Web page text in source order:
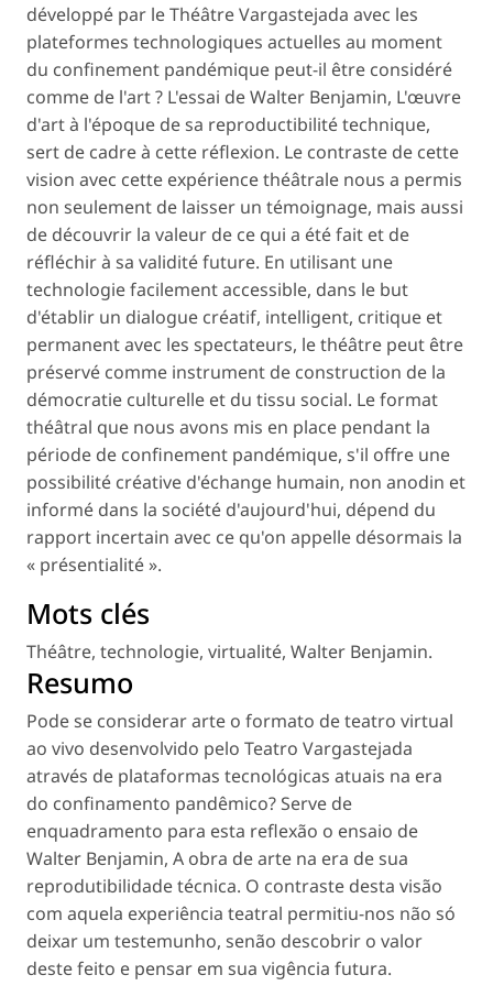
développé par le Théâtre Vargastejada avec les
plateformes technologiques actuelles au moment
du confinement pandémique peut-il être considéré
comme de l'art ? L'essai de Walter Benjamin, L'œuvre
d'art à l'époque de sa reproductibilité technique,
sert de cadre à cette réflexion. Le contraste de cette
vision avec cette expérience théâtrale nous a permis
non seulement de laisser un témoignage, mais aussi
de découvrir la valeur de ce qui a été fait et de
réfléchir à sa validité future. En utilisant une
technologie facilement accessible, dans le but
d'établir un dialogue créatif, intelligent, critique et
permanent avec les spectateurs, le théâtre peut être
préservé comme instrument de construction de la
démocratie culturelle et du tissu social. Le format
théâtral que nous avons mis en place pendant la
période de confinement pandémique, s'il offre une
possibilité créative d'échange humain, non anodin et
informé dans la société d'aujourd'hui, dépend du
rapport incertain avec ce qu'on appelle désormais la
« présentialité ».
Mots clés
Théâtre, technologie, virtualité, Walter Benjamin.
Resumo
Pode se considerar arte o formato de teatro virtual
ao vivo desenvolvido pelo Teatro Vargastejada
através de plataformas tecnológicas atuais na era
do confinamento pandêmico? Serve de
enquadramento para esta reflexão o ensaio de
Walter Benjamin, A obra de arte na era de sua
reprodutibilidade técnica. O contraste desta visão
com aquela experiência teatral permitiu-nos não só
deixar um testemunho, senão descobrir o valor
deste feito e pensar em sua vigência futura.